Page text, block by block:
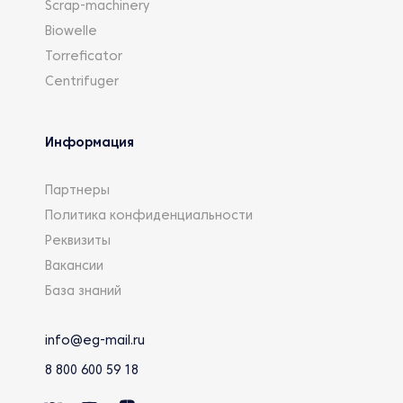
непосредственно на материал.
Scrap-machinery
Biowelle
Torreficator
Centrifuger
Информация
Партнеры
Политика конфиденциальности
Реквизиты
Вакансии
База знаний
info@eg-mail.ru
8 800 600 59 18